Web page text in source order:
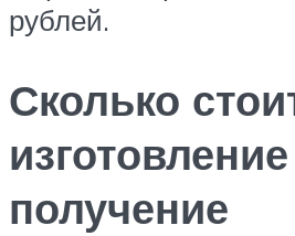
рублей.
Сколько
получение